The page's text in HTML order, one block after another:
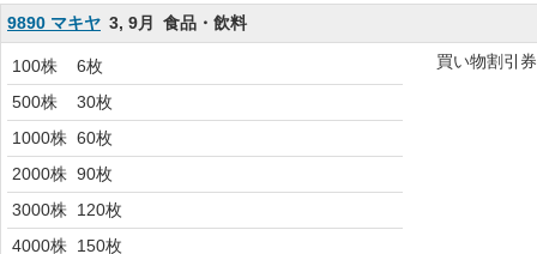
9890 マキヤ 3, 9月 食品・飲料
100株
6枚
500株
30枚
1000株 60枚
2000株 90枚
3000株 120枚
4000株 150枚
買い物割引券